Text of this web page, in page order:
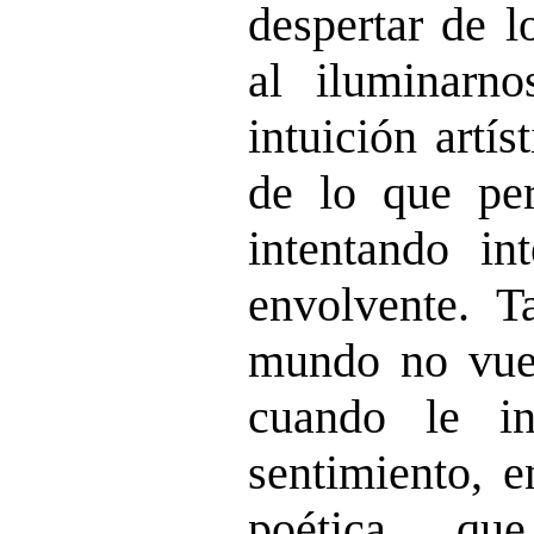
despertar de
al
intuición
de lo que
intentando
envolvente.
mundo no
cuando le
sentimiento,